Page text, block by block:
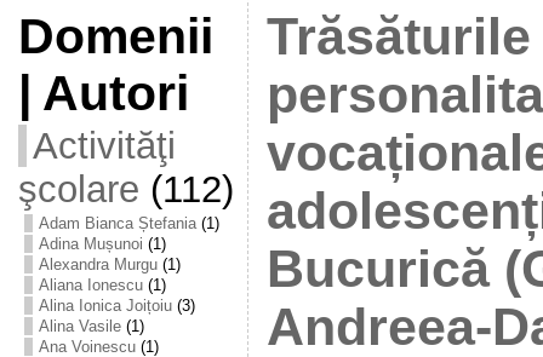
Domenii
| Autori
Activităţi
şcolare (112)
Adam Bianca Ștefania(1)
Adina Mușunoi (1)
Alexandra Murgu(1)
Aliana Ionescu(1)
Alina Ionica Joițoiu(3)
Alina Vasile(1)
Ana Voinescu(1)
Trăsăturile
Bucurică
Andreea-